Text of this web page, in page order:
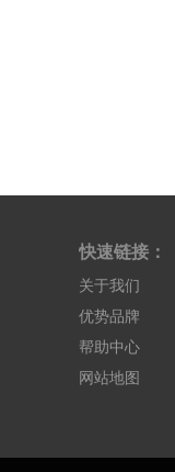
快速链接：
关于我们
优势品牌
帮助中心
网站地图